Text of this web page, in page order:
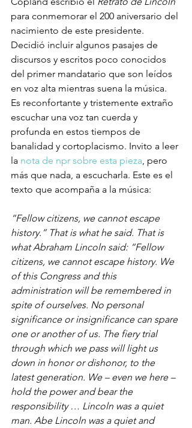
para conmemorar el 200 aniversario del
nacimiento de este presidente.
Decidió incluir algunos pasajes de
discursos y escritos poco conocidos
del primer mandatario que son leídos
en voz alta mientras suena la música.
Es reconfortante y tristemente extraño
escuchar una voz tan cuerda y
profunda en estos tiempos de
banalidad y cortoplacismo. Invito a leer
la nota de npr sobre esta pieza , pero
más que nada, a escucharla. Este es el
“Fellow citizens, we cannot escape
history.” That is what he said. That is
what Abraham Lincoln said: “Fellow
citizens, we cannot escape history. We
of this Congress and this
administration will be remembered in
spite of ourselves. No personal
significance or insignificance can spare
one or another of us. The fiery trial
through which we pass will light us
down in honor or dishonor, to the
latest generation. We – even we here –
hold the power and bear the
responsibility … Lincoln was a quiet
man. Abe Lincoln was a quiet and